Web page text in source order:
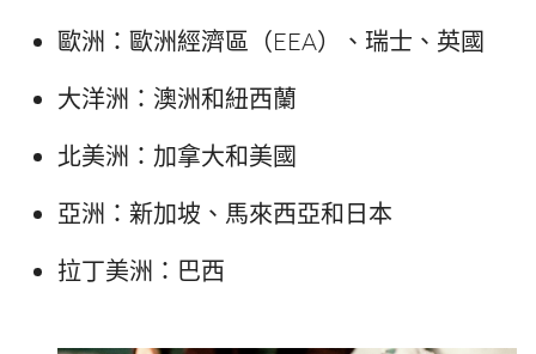
歐洲：歐洲經濟區（EEA）、瑞士、英國
大洋洲：澳洲和紐西蘭
北美洲：加拿大和美國
亞洲：新加坡、馬來西亞和日本
拉丁美洲：巴西